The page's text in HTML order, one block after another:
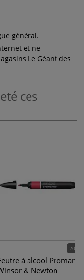
général.
et ne
Le Géant des
ces
201
à alcool
& Newton